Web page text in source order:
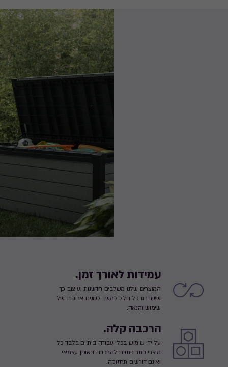
עמידות לאורך זמן.
המוצרים שלנו משלבים חדשנות ועיצוב כך
שישדרגו כל חלל למשך לשנים ארוכות של
שימוש והנאה.
הרכבה קלה.
על ידי שימוש בכלי עבודה ביתיים בלבד כל
מוצרי כתר ניתנים להרכבה באופן עצמאי
ואינם דורשים תחזוקה.